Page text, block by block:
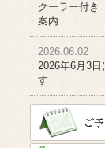
クーラー付き
案内
2026.06.02
2026年6月3
す